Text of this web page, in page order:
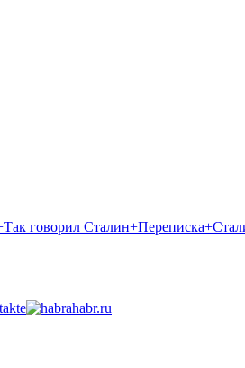
говорил